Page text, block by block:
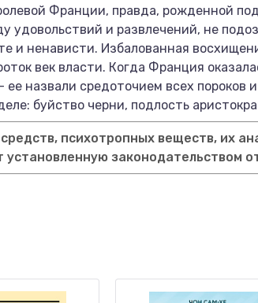
Франции, правда, рожденной
удовольствий и развлечений, не
и ненависти. Избалованная
век власти. Когда Франция
ее назвали средоточием всех пороков
буйство черни, подлость
психотропных веществ, их
законодательством